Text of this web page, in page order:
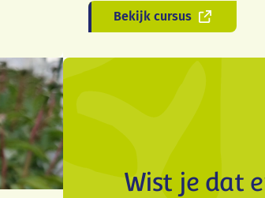
Bekijk cursus
Wist je dat